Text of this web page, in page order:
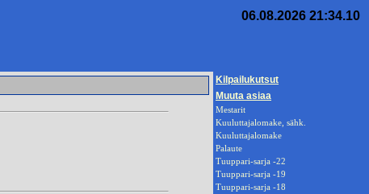
06.08.2026 21:34.10
Kilpailukutsut
Muuta asiaa
Mestarit
Kuuluttajalomake, sähk.
Kuuluttajalomake
Palaute
Tuuppari-sarja -22
Tuuppari-sarja -19
Tuuppari-sarja -18